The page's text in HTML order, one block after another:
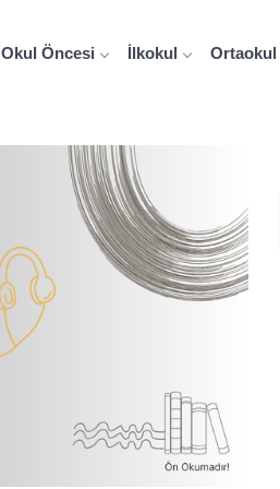
Okul Öncesi İlkokul Ortaokul